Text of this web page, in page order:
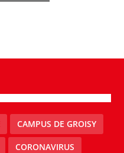
CAMPUS DE GROISY
CORONAVIRUS